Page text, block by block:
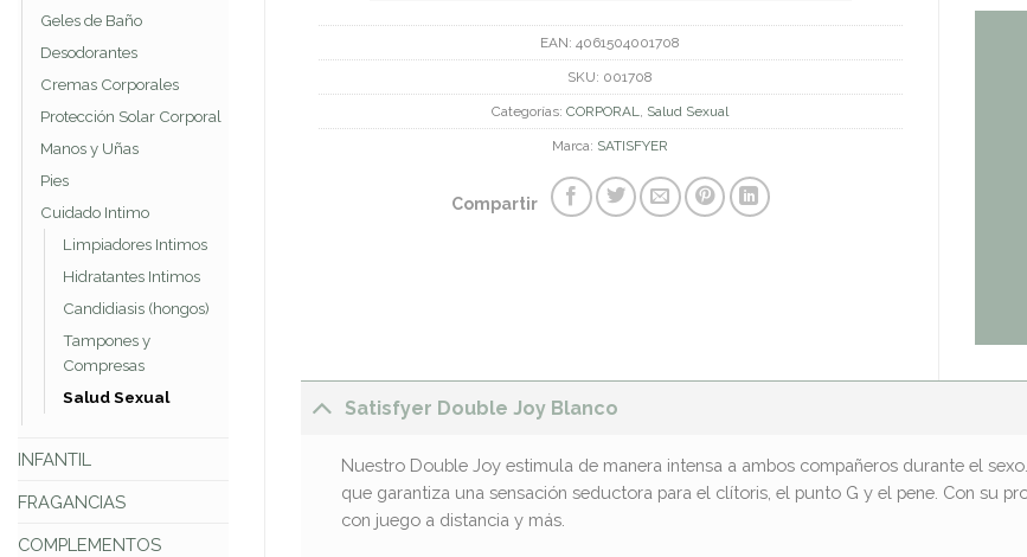
Geles de Baño
Desodorantes
Cremas Corporales
Protección Solar Corporal
Manos y Uñas
Pies
Cuidado Intimo
Limpiadores Intimos
Hidratantes Intimos
Candidiasis (hongos)
Tampones y
Compresas
Salud Sexual
INFANTIL
FRAGANCIAS
COMPLEMENTOS
EAN:4061504001708
SKU: 001708
Categorías:CORPORAL, Salud Sexual
Marca: SATISFYER
Compartir
Satisfyer Double Joy Blanco
Nuestro Double Joy estimula de manera intensa a ambos compañeros durante el
que garantiza una sensación seductora para el clítoris, el punto G y el pene. Con su
con juego a distancia y más.